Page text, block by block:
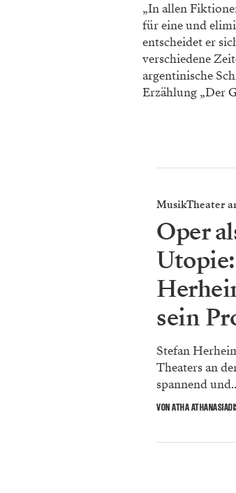
„In allen
für eine und
entscheidet er
verschiedene
argentinische
Erzählung „Der
MusikTheater
Oper
sein
Stefan
Theaters an
spannend
VON ATHA